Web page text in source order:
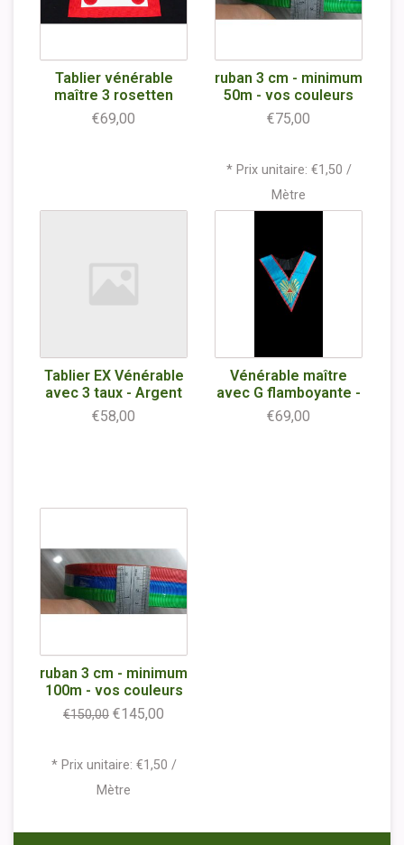
Tablier vénérable
maître 3 rosetten
€69,00
ruban 3 cm - minimum
50m - vos couleurs
€75,00
* Prix unitaire: €1,50 /
Mètre
Tablier EX Vénérable
avec 3 taux - Argent
€58,00
Vénérable maître
avec G flamboyante -
€69,00
ruban 3 cm - minimum
100m - vos couleurs
€150,00 €145,00
* Prix unitaire: €1,50 /
Mètre